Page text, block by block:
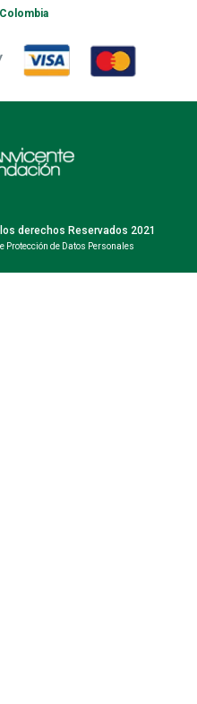
derechos Reservados 2021
Protección de Datos Personales